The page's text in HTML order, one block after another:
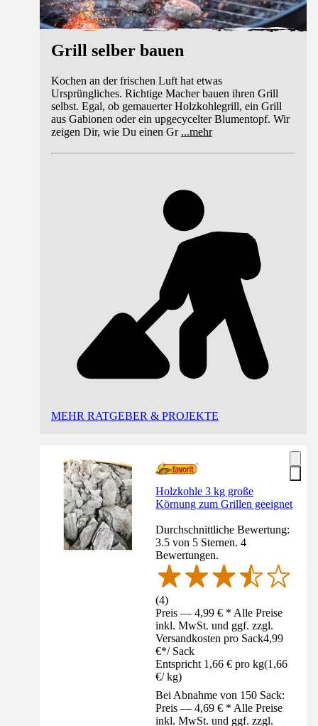
Grill selber bauen
Kochen an der frischen Luft hat etwas
Ursprüngliches. Richtige Macher bauen ihren Grill
selbst. Egal, ob gemauerter Holzkohlegrill, ein Grill
aus Gabionen oder ein upgecycelter Blumentopf. Wir
zeigen Dir, wie Du einen Gr ...mehr
MEHR RATGEBER & PROJEKTE
Holzkohle 3 kg große
Körnung zum Grillen geeignet
Durchschnittliche Bewertung:
3.5 von 5 Sternen. 4
Bewertungen.
(4)
Preis — 4,99 € * Alle Preise
inkl. MwSt. und ggf. zzgl.
Versandkosten pro Sack4,99
€*/ Sack
Entspricht 1,66 € pro kg(1,66
€/ kg)
Bei Abnahme von 150 Sack:
Preis — 4,69 € * Alle Preise
inkl. MwSt. und ggf. zzgl.